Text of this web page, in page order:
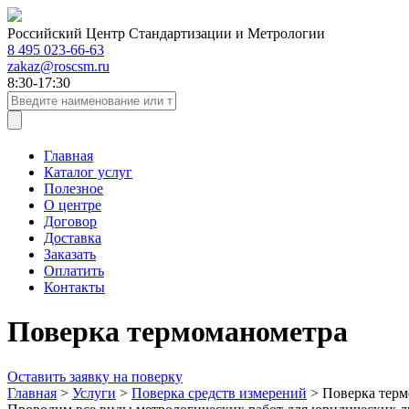
Российский Центр Стандартизации и Метрологии
8 495 023-66-63
zakaz@roscsm.ru
8:30-17:30
Главная
Каталог услуг
Полезное
О центре
Договор
Доставка
Заказать
Оплатить
Контакты
Поверка термоманометра
Оставить заявку на поверку
Главная > Услуги > Поверка средств измерений > Поверка